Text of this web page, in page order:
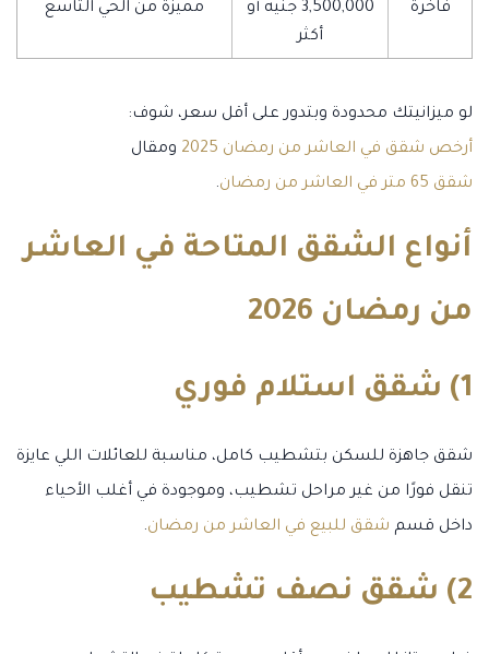
فاخرة
3,500,000 جنيه أو
أكثر
مميزة من الحي التاسع
لو ميزانيتك محدودة وبتدور على أقل سعر، شوف:
أرخص شقق في العاشر من رمضان 2025
ومقال
شقق 65 متر في العاشر من رمضان
.
أنواع الشقق المتاحة في العاشر
من رمضان 2026
1) شقق استلام فوري
شقق جاهزة للسكن بتشطيب كامل، مناسبة للعائلات اللي عايزة
تنقل فورًا من غير مراحل تشطيب، وموجودة في أغلب الأحياء
داخل قسم شقق للبيع في العاشر من رمضان.
2) شقق نصف تشطيب